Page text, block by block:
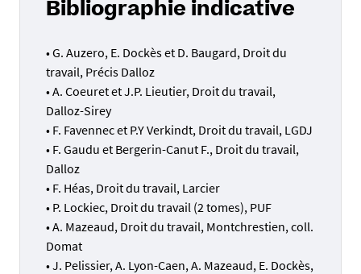
Bibliographie indicative
• G. Auzero, E. Dockès et D. Baugard, Droit du
travail, Précis Dalloz
• A. Coeuret et J.P. Lieutier, Droit du travail,
Dalloz-Sirey
• F. Favennec et P.Y Verkindt, Droit du travail, LGDJ
• F. Gaudu et Bergerin-Canut F., Droit du travail,
Dalloz
• F. Héas, Droit du travail, Larcier
• P. Lockiec, Droit du travail (2 tomes), PUF
• A. Mazeaud, Droit du travail, Montchrestien, coll.
Domat
• J. Pelissier, A. Lyon-Caen, A. Mazeaud, E. Dockès,